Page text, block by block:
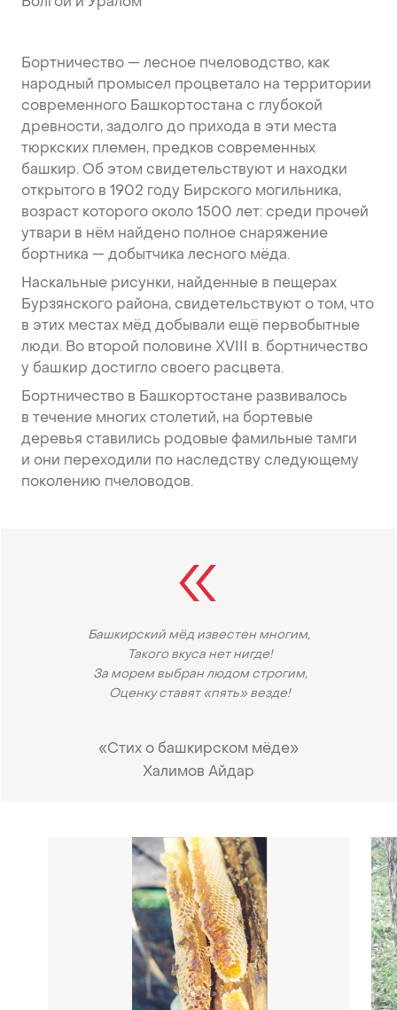
Волгой и Уралом
Бортничество — лесное пчеловодство, как
народный промысел процветало на территории
современного Башкортостана с глубокой
древности, задолго до прихода в эти места
тюркских племен, предков современных
башкир. Об этом свидетельствуют и находки
открытого в 1902 году Бирского могильника,
возраст которого около 1500 лет: среди прочей
утвари в нём найдено полное снаряжение
бортника — добытчика лесного мёда.
Наскальные рисунки, найденные в пещерах
Бурзянского района, свидетельствуют о том, что
в этих местах мёд добывали ещё первобытные
люди. Во второй половине XVIII в. бортничество
у башкир достигло своего расцвета.
Бортничество в Башкортостане развивалось
в течение многих столетий, на бортевые
деревья ставились родовые фамильные тамги
и они переходили по наследству следующему
поколению пчеловодов.
Башкирский мёд известен многим,
Такого вкуса нет нигде!
За морем выбран людом строгим,
Оценку ставят «пять» везде!
«Стих о башкирском мёде»
•
Халимов Айдар